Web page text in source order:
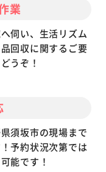
業
伺い、生活リズム
回収に関するご要
うぞ！
須坂市の現場まで
予約状況次第では
能です！